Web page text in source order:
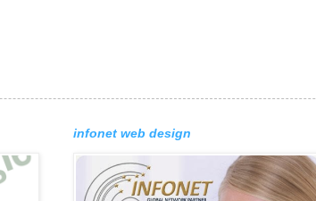
infonet web design